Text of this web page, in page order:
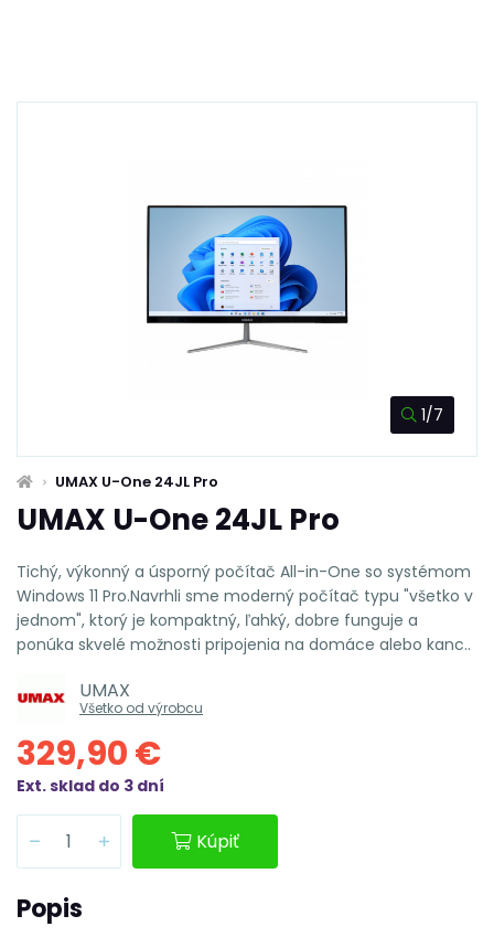
1/7
UMAX U-One 24JL Pro
UMAX U-One 24JL Pro
Tichý, výkonný a úsporný počítač All-in-One so systémom
Windows 11 Pro.Navrhli sme moderný počítač typu "všetko v
jednom", ktorý je kompaktný, ľahký, dobre funguje a
ponúka skvelé možnosti pripojenia na domáce alebo kanc..
UMAX
Všetko od výrobcu
329,90 €
Ext. sklad do 3 dní
Kúpiť
Popis